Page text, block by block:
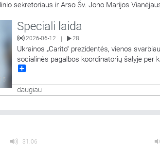
sekretoriaus ir Arso Šv. Jono Marijos
Chocholski pranešimas iš Pasaulinio Apaštalinio
Speciali laida
2026-06-12 | 28
Ukrainos „Carito“ prezidentės, vienos
socialinės pagalbos koordinatorių šalyje per
Tetianos Stawnychy pranešimas
Mackie pranešimas „Antras šansas:
Pasaulinio Apaštalinio Gailestingumo
daugiau
31:06